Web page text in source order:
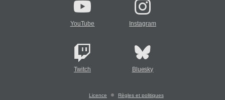
YouTube Instagram
Twitch Bluesky
Licence Règles et politiques